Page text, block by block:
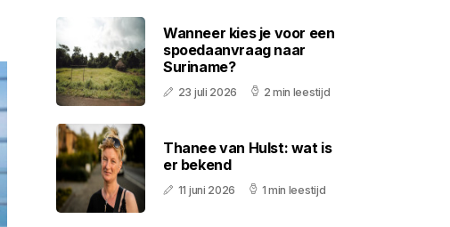
Wanneer kies je voor een
spoedaanvraag naar
Suriname?
23 juli 2026 2 min leestijd
Thanee van Hulst: wat is
er bekend
11 juni 2026 1 min leestijd